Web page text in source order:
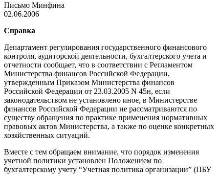
Письмо Минфина
02.06.2006
Справка
Департамент регулирования государственного финансового
контроля, аудиторской деятельности, бухгалтерского учета и
отчетности сообщает, что в соответствии с Регламентом
Министерства финансов Российской Федерации,
утвержденным Приказом Министерства финансов
Российской Федерации от 23.03.2005 N 45н, если
законодательством не установлено иное, в Министерстве
финансов Российской Федерации не рассматриваются по
существу обращения по практике применения нормативных
правовых актов Министерства, а также по оценке конкретных
хозяйственных ситуаций.
Вместе с тем обращаем внимание, что порядок изменения
учетной политики установлен Положением по
бухгалтерскому учету “Учетная политика организации” (ПБУ